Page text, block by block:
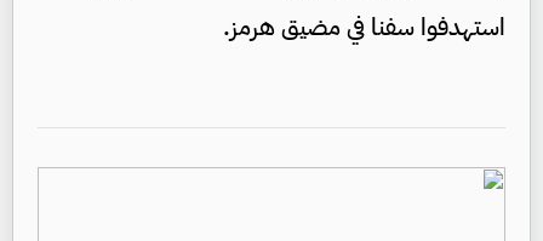
استهدفوا سفنا في مضيق هرمز.